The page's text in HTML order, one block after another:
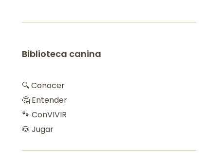
Biblioteca canina
🔍 Conocer
🤔 Entender
🐾 ConVIVIR
🐶 Jugar